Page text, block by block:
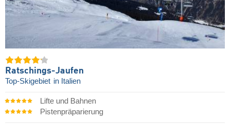
Ratschings-Jaufen
Top-Skigebiet in Italien
Lifte und Bahnen
Pistenpräparierung